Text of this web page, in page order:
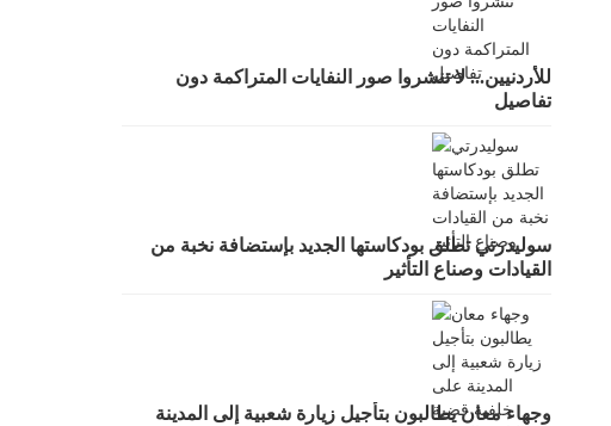
للأردنيين... لا تنشروا صور النفايات المتراكمة دون
تفاصيل
سوليدرتي تطلق بودكاستها الجديد بإستضافة نخبة من
القيادات وصناع التأثير
وجهاء معان يطالبون بتأجيل زيارة شعبية إلى المدينة